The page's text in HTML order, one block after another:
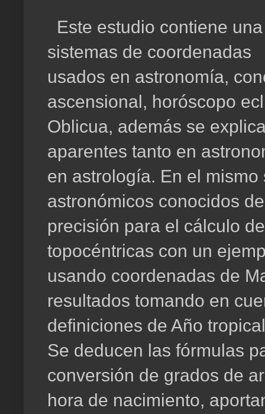
Este estudio contiene
sistemas de coordenadas
usados en astronomía,
ascensional, horóscopo
Oblicua, además se
aparentes tanto en
en astrología. En el
astronómicos conocidos
precisión para el cálculo
topocéntricas con un
usando coordenadas de
resultados tomando en
definiciones de Año
Se deducen las fórmulas
conversión de grados de
hora de nacimiento,